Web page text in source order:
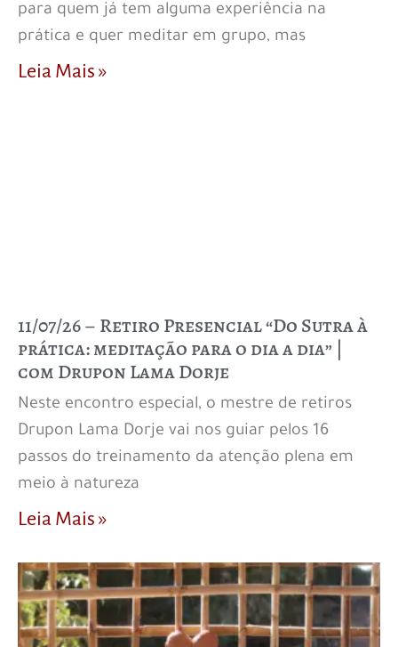
para quem já tem alguma experiência na
prática e quer meditar em grupo, mas
Leia Mais »
11/07/26 – Retiro Presencial “Do Sutra à
prática: meditação para o dia a dia” |
com Drupon Lama Dorje
Neste encontro especial, o mestre de retiros
Drupon Lama Dorje vai nos guiar pelos 16
passos do treinamento da atenção plena em
meio à natureza
Leia Mais »